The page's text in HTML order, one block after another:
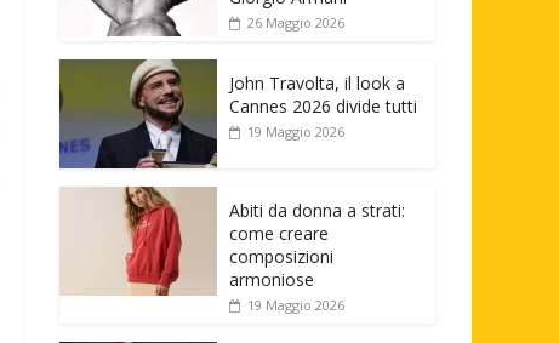
26 Maggio 2026
John Travolta, il look a
Cannes 2026 divide tutti
19 Maggio 2026
Abiti da donna a strati:
come creare
composizioni
armoniose
19 Maggio 2026